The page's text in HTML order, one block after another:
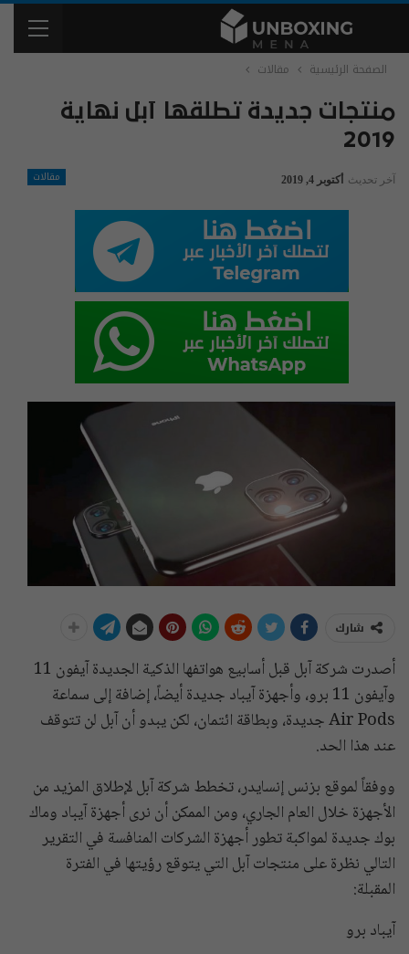
الصفحة الرئيسية مقالات
منتجات جديدة تطلقها آبل نهاية
2019
مقالات آخر تحديث أكتوبر 4, 2019
شارك
أصدرت شركة آبل قبل أسابيع هواتفها الذكية الجديدة آيفون 11
وآيفون 11 برو، وأجهزة آيباد جديدة أيضاً، إضافة إلى سماعة
Air Pods جديدة، وبطاقة ائتمان، لكن يبدو أن آبل لن تتوقف
عند هذا الحد.
ووفقاً لموقع بزنس إنسايدر، تخطط شركة آبل لإطلاق المزيد من
الأجهزة خلال العام الجاري، ومن الممكن أن نرى أجهزة آيباد وماك
بوك جديدة لمواكبة تطور أجهزة الشركات المنافسة في التقرير
التالي نظرة على منتجات آبل التي يتوقع رؤيتها في الفترة
المقبلة:
آيباد برو